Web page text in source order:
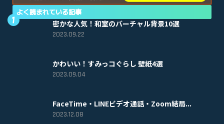
よく読まれている記事
密かな人気！和室のバーチャル背景10選
2023.09.22
かわいい！すみっコぐらし 壁紙4選
2023.09.04
FaceTime・LINEビデオ通話・Zoom結局...
2023.12.08